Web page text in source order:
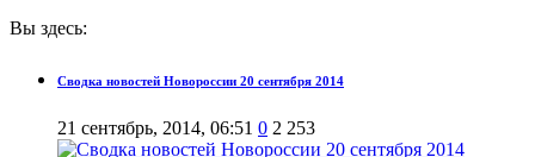
Вы здесь:
Сводка новостей Новороссии 20 сентября 2014
21 сентябрь, 2014, 06:51 0 2 253